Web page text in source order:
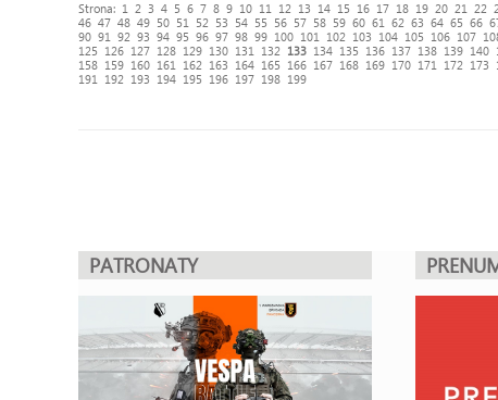
Strona: 1 2 3 4 5 6 7 8 9 10 11 12 13 14 15 16 17 18 19 20 21 22
46 47 48 49 50 51 52 53 54 55 56 57 58 59 60 61 62 63 64 65 66
90 91 92 93 94 95 96 97 98 99 100 101 102 103 104 105 106 107
125
126 127 128 129 130 131 132 133 134 135 136 137 138 139 140
158 159 160 161 162 163 164 165 166 167 168 169 170 171 172 173
191
192 193 194 195 196 197 198 199
PATRONATY